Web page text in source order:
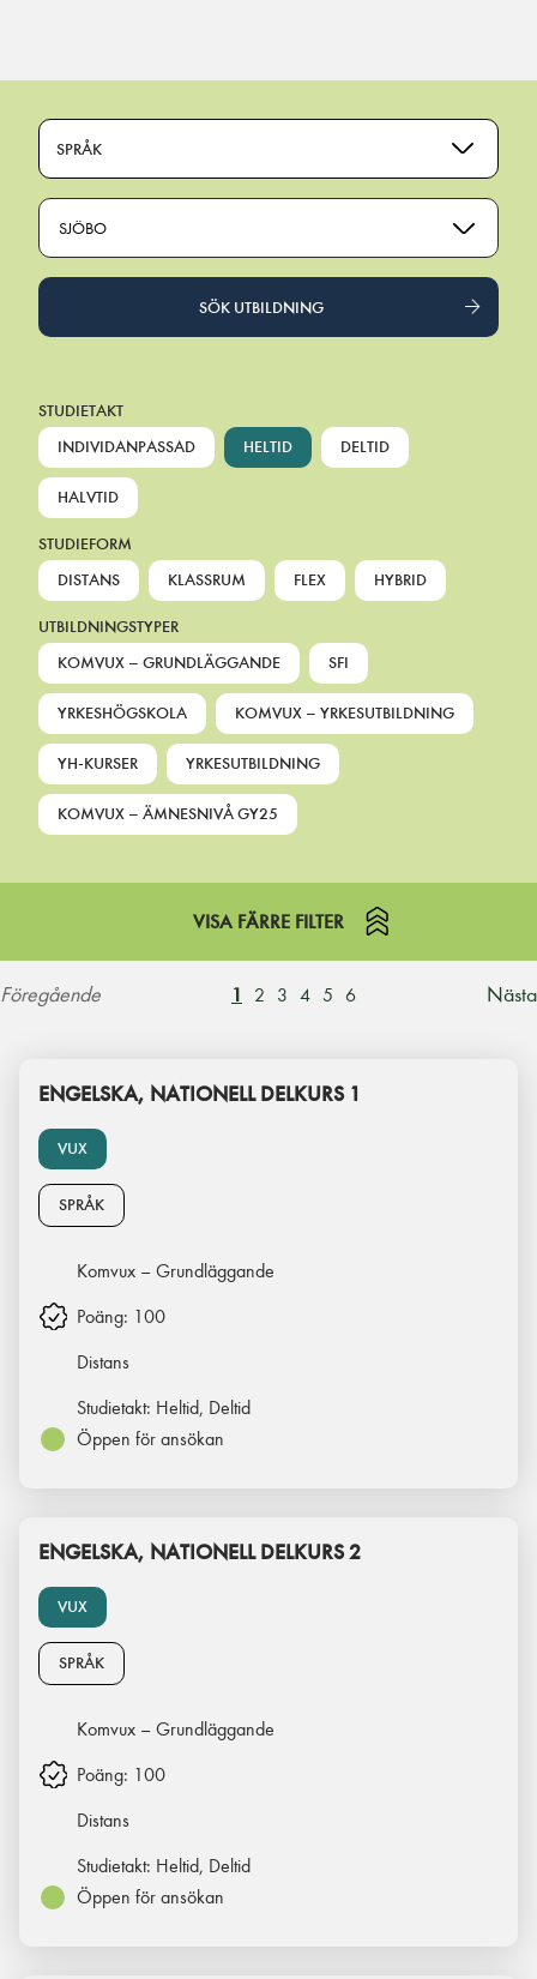
SPRÅK
SJÖBO
SÖK UTBILDNING
STUDIETAKT
INDIVIDANPASSAD
HELTID DELTID
HALVTID
STUDIEFORM
DISTANS
KLASSRUM FLEX HYBRID
UTBILDNINGSTYPER
KOMVUX – GRUNDLÄGGANDE
SFI
YRKESHÖGSKOLA KOMVUX – YRKESUTBILDNING
YH-KURSER YRKESUTBILDNING
KOMVUX – ÄMNESNIVÅ GY25
VISA FÄRRE FILTER
Föregående 1 2 3 4 5 6 Nästa
VUX
ENGELSKA, NATIONELL DELKURS 1
SPRÅK
Komvux – Grundläggande
Poäng: 100
Distans
Studietakt: Heltid, Deltid
Öppen för ansökan
VUX
ENGELSKA, NATIONELL DELKURS 2
SPRÅK
Komvux – Grundläggande
Poäng: 100
Distans
Studietakt: Heltid, Deltid
Öppen för ansökan